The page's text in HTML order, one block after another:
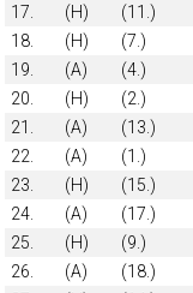
17.
(H) (11.)
18.
(H) (7.)
19.
(A) (4.)
20.
(H) (2.)
21.
(A) (13.)
22.
(A) (1.)
23.
(H) (15.)
24.
(A) (17.)
25.
(H) (9.)
26.
(A) (18.)